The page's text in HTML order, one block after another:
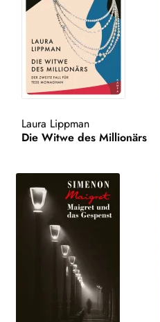
WEITERE VERLAGE
Search:
Laura Lippman
Die Witwe des Millionärs